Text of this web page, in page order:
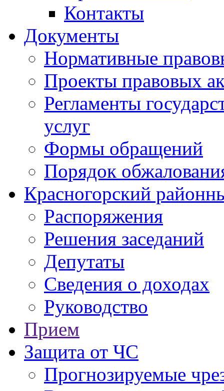
Контакты
Документы
Нормативные
Проекты правовых
Регламенты
услуг
Формы обращений
Порядок
Красногорский
Распоряжения
Решения заседаний
Депутаты
Сведения о доходах
Руководство
Прием
Защита от ЧС
Прогнозируемые